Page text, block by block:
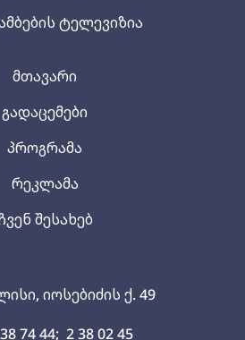
ტელევიზია
იოსებიძის ქ. 49
74 44; 2 38 02 45
მთავარი
გადაცემები
პროგრამა
რეკლამა
შესახებ